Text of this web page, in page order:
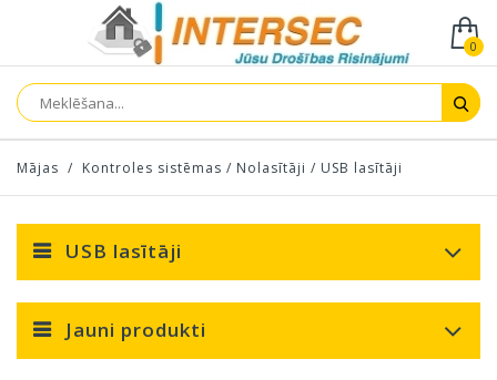
0
Mājas / Kontroles sistēmas / Nolasītāji / USB lasītāji
USB lasītāji
Jauni produkti